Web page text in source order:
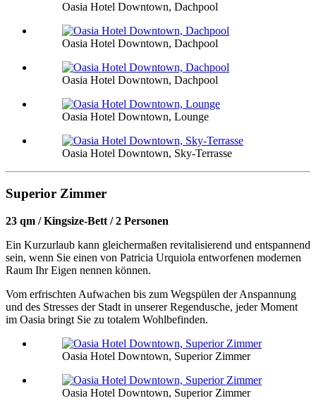
Oasia Hotel Downtown, Dachpool
Oasia Hotel Downtown, Dachpool
Oasia Hotel Downtown, Dachpool
Oasia Hotel Downtown, Lounge
Oasia Hotel Downtown, Sky-Terrasse
Superior Zimmer
23 qm / Kingsize-Bett / 2 Personen
Ein Kurzurlaub kann gleichermaßen revitalisierend und entspannend
sein, wenn Sie einen von Patricia Urquiola entworfenen modernen
Raum Ihr Eigen nennen können.
Vom erfrischten Aufwachen bis zum Wegspülen der Anspannung
und des Stresses der Stadt in unserer Regendusche, jeder Moment
im Oasia bringt Sie zu totalem Wohlbefinden.
Oasia Hotel Downtown, Superior Zimmer
Oasia Hotel Downtown, Superior Zimmer